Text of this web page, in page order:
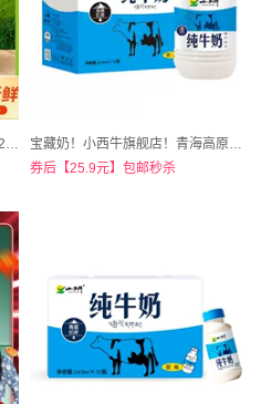
【伊安纳旗舰店】全脂纯牛奶含硒200ml*10盒
宝藏奶！小西牛旗舰店！青海高原纯奶12瓶
券后【25.9元】包邮秒杀